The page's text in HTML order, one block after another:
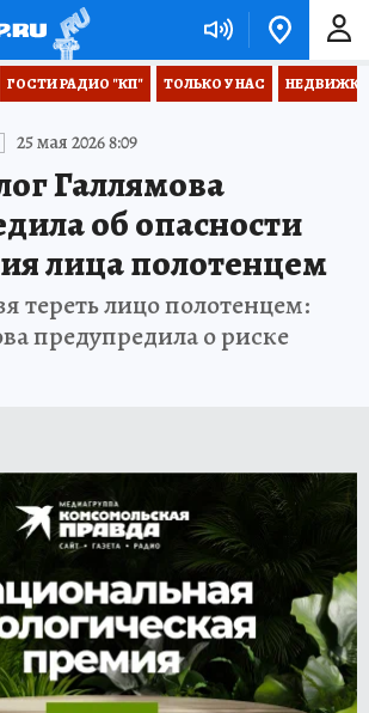
ГОСТИ РАДИО "КП" ТОЛЬКО У НАС НЕДВИЖКА
25 мая 2026 8:09
Галлямова
об опасности
лица полотенцем
тереть лицо полотенцем:
предупредила о риске